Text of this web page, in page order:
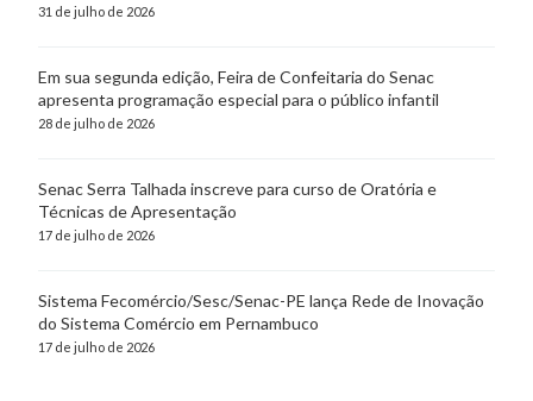
31 de julho de 2026
Em sua segunda edição, Feira de Confeitaria do Senac
apresenta programação especial para o público infantil
28 de julho de 2026
Senac Serra Talhada inscreve para curso de Oratória e
Técnicas de Apresentação
17 de julho de 2026
Sistema Fecomércio/Sesc/Senac-PE lança Rede de Inovação
do Sistema Comércio em Pernambuco
17 de julho de 2026